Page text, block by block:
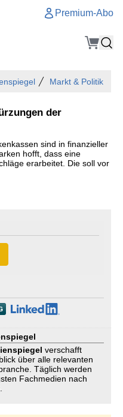
Premium-Abo
Markt & Politik
der
sind in finanzieller
hofft, dass eine
erarbeitet. Die soll vor
verschafft
über alle relevanten
Täglich werden
Fachmedien nach